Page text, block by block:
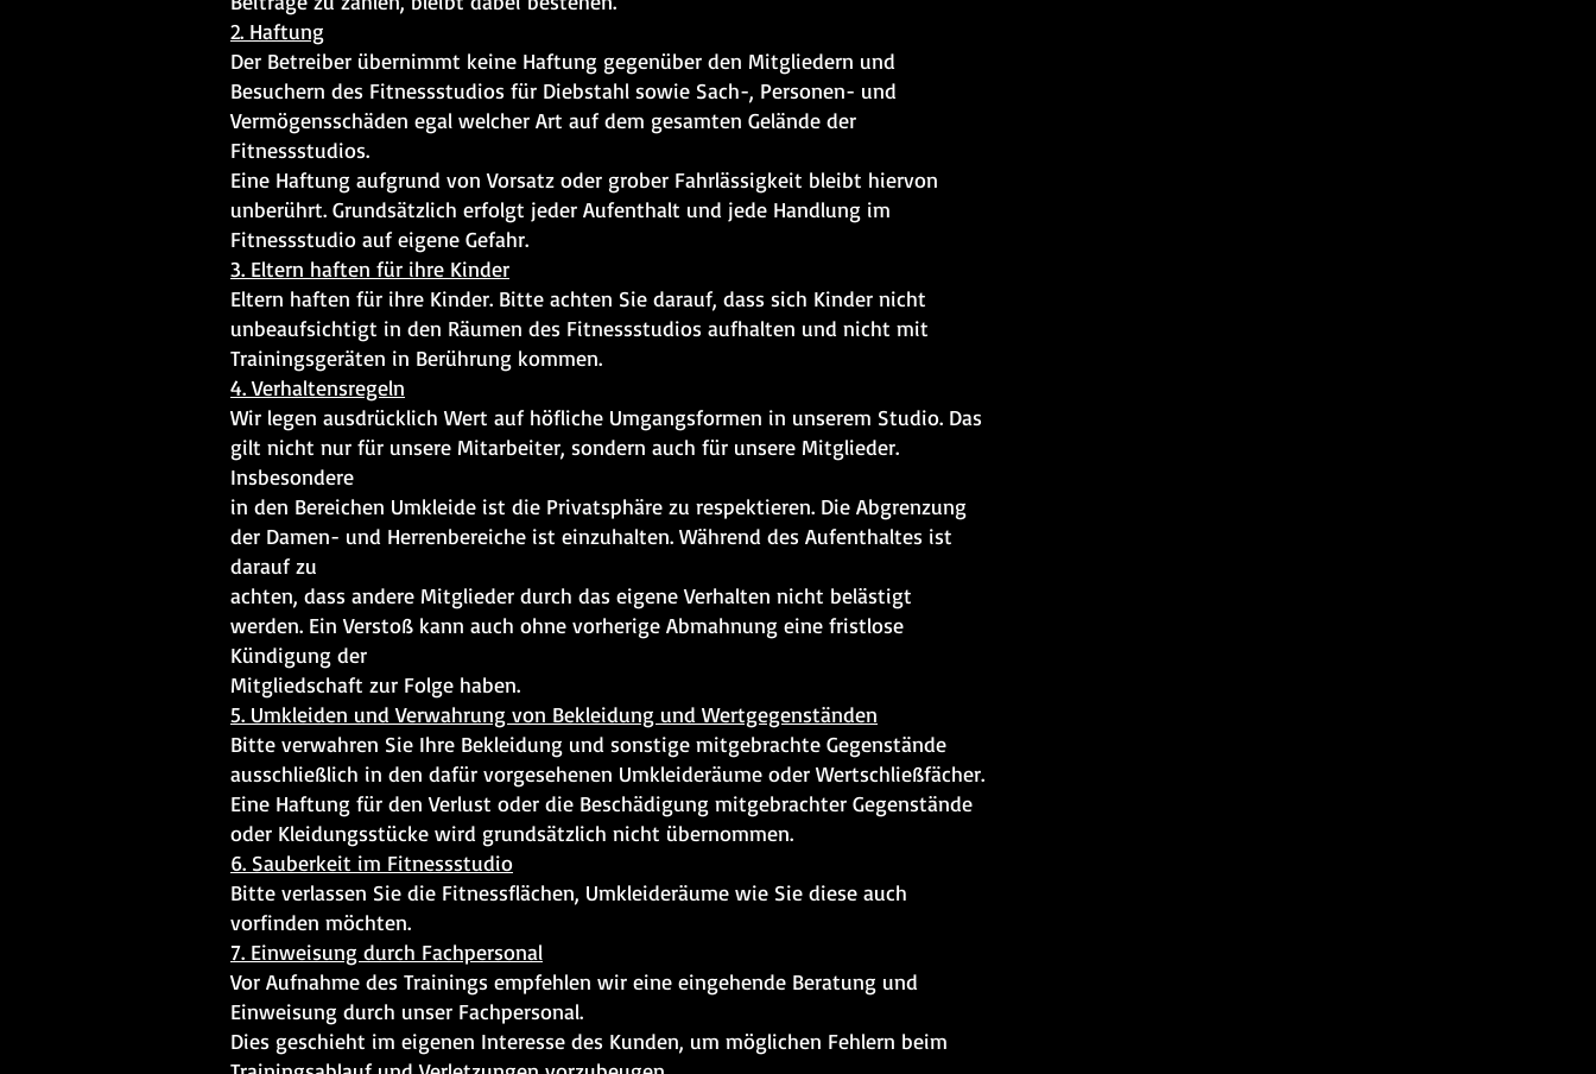
2. Haftung
Der Betreiber übernimmt keine Haftung gegenüber den Mitgliedern und
Besuchern des Fitnessstudios für Diebstahl sowie Sach-, Personen- und
Vermögensschäden egal welcher Art auf dem gesamten Gelände der
Fitnessstudios.
Eine Haftung aufgrund von Vorsatz oder grober Fahrlässigkeit bleibt hiervon
unberührt. Grundsätzlich erfolgt jeder Aufenthalt und jede Handlung im
Fitnessstudio auf eigene Gefahr.
3. Eltern haften für ihre Kinder
Eltern haften für ihre Kinder. Bitte achten Sie darauf, dass sich Kinder nicht
unbeaufsichtigt in den Räumen des Fitnessstudios aufhalten und nicht mit
Trainingsgeräten in Berührung kommen.
4. Verhaltensregeln
Wir legen ausdrücklich Wert auf höfliche Umgangsformen in unserem Studio. Das
gilt nicht nur für unsere Mitarbeiter, sondern auch für unsere Mitglieder.
Insbesondere
in den Bereichen Umkleide ist die Privatsphäre zu respektieren. Die Abgrenzung
der Damen- und Herrenbereiche ist einzuhalten. Während des Aufenthaltes ist
darauf zu
achten, dass andere Mitglieder durch das eigene Verhalten nicht belästigt
werden. Ein Verstoß kann auch ohne vorherige Abmahnung eine fristlose
Kündigung der
Mitgliedschaft zur Folge haben.
5. Umkleiden und Verwahrung von Bekleidung und Wertgegenständen
Bitte verwahren Sie Ihre Bekleidung und sonstige mitgebrachte Gegenstände
ausschließlich in den dafür vorgesehenen Umkleideräume oder Wertschließfächer.
Eine Haftung für den Verlust oder die Beschädigung mitgebrachter Gegenstände
oder Kleidungsstücke wird grundsätzlich nicht übernommen.
6. Sauberkeit im Fitnessstudio
Bitte verlassen Sie die Fitnessflächen, Umkleideräume wie Sie diese auch
vorfinden möchten.
7. Einweisung durch Fachpersonal
Vor Aufnahme des Trainings empfehlen wir eine eingehende Beratung und
Einweisung durch unser Fachpersonal.
Dies geschieht im eigenen Interesse des Kunden, um möglichen Fehlern beim